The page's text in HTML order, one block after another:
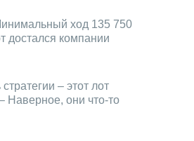
ход 135 750
достался компании
– этот лот
Наверное, они что-то